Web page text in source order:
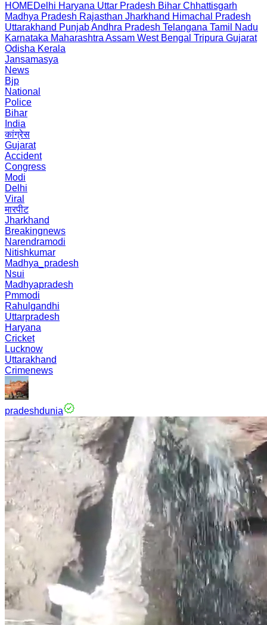
HOMEDelhi Haryana Uttar Pradesh Bihar Chhattisgarh
Madhya Pradesh Rajasthan Jharkhand Himachal Pradesh
Uttarakhand PunjabAndhra Pradesh Telangana Tamil Nadu
Karnataka Maharashtra Assam West Bengal Tripura Gujarat
Odisha Kerala
Jansamasya
News
Bjp
National
Police
Bihar
India
कांग्रेस
Gujarat
Accident
Congress
Modi
Delhi
Viral
मारपीट
Jharkhand
Breakingnews
Narendramodi
Nitishkumar
Madhya_pradesh
Nsui
Madhyapradesh
Pmmodi
Rahulgandhi
Uttarpradesh
Haryana
Cricket
Lucknow
Uttarakhand
Crimenews
pradeshdunia